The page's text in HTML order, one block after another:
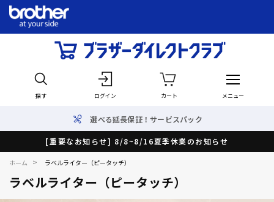
探す ログイン カート メニュー
選べる延長保証！サービスパック
[重要なお知らせ] 8/8~8/16夏季休業のお知らせ
ホーム > ラベルライター（ピータッチ）
ラベルライター（ピータッチ）